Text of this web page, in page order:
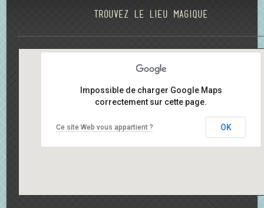
Trouvez le lieu magique
Impossible de charger Google Maps
correctement sur cette page.
Ce site Web vous appartient ? OK